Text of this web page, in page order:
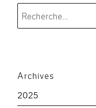
pour :
Archives
2025